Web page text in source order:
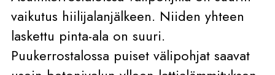
vaikutus hiilijalanjälkeen. Niiden yhteen
laskettu pinta-ala on suuri.
Puukerrostalossa puiset välipohjat saavat